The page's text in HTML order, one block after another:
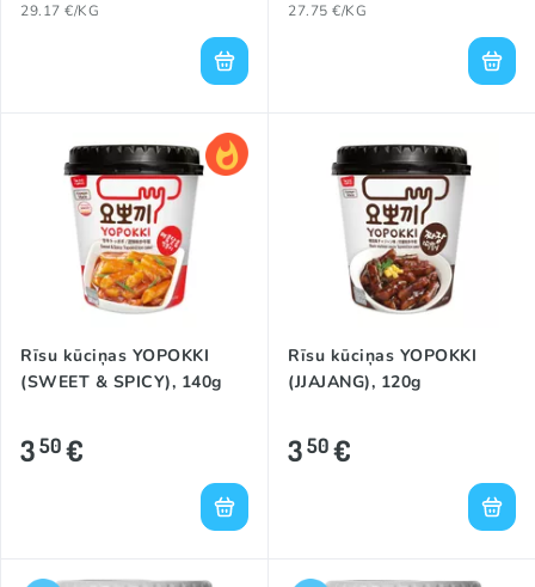
29.17 €/KG 27.75 €/KG
Rīsu kūciņas YOPOKKI
(SWEET & SPICY), 140g
350€
Rīsu kūciņas YOPOKKI
(JJAJANG), 120g
350€